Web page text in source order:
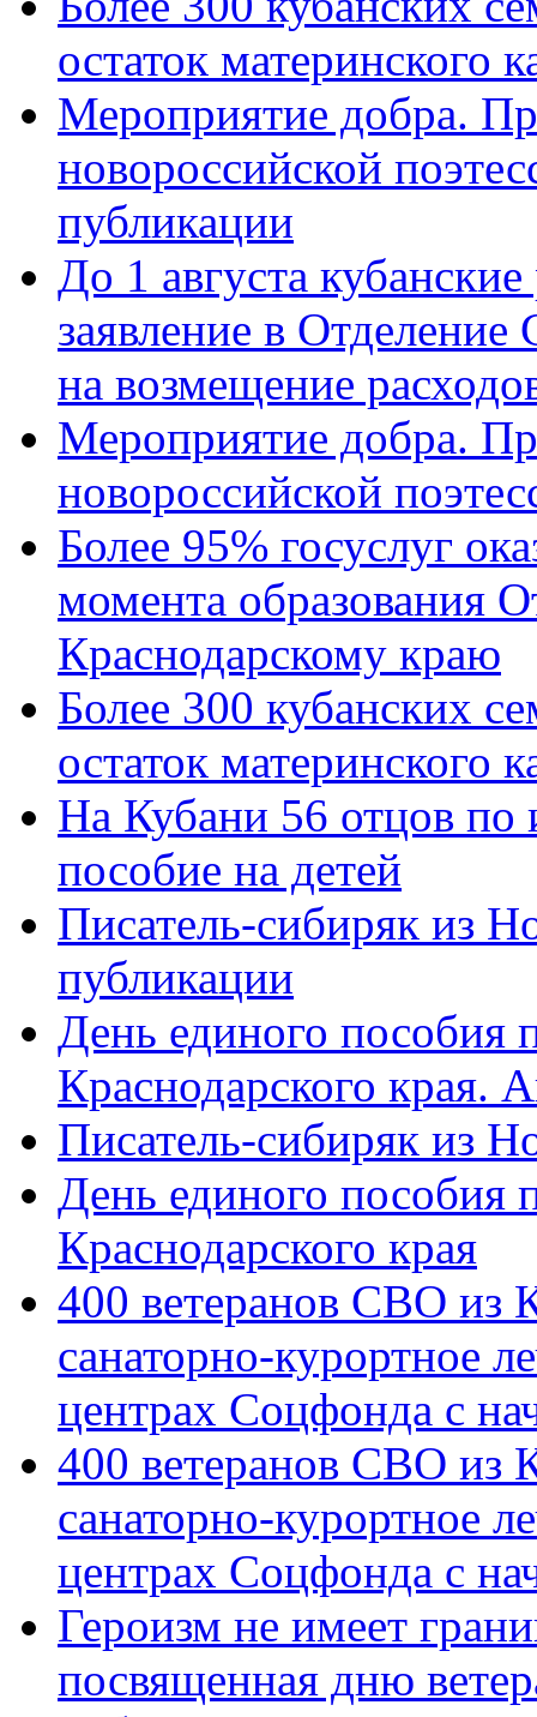
остаток материнского
Мероприятие добра.
новороссийской
публикации
До 1 августа
заявление в
на возмещение
Мероприятие добра.
новороссийской
Более 95% госуслуг
момента образования
Краснодарскому краю
Более 300 кубанских
остаток материнского
На Кубани 56 отцов по
пособие на детей
Писатель-сибиряк из
публикации
День единого пособия
Краснодарского края.
Писатель-сибиряк из
День единого пособия
Краснодарского края
400 ветеранов СВО из
санаторно-курортное
центрах Соцфонда с
400 ветеранов СВО из
санаторно-курортное
центрах Соцфонда с
Героизм не имеет
посвященная дню